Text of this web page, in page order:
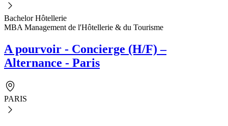
Bachelor Hôtellerie
MBA Management de l'Hôtellerie & du Tourisme
A pourvoir - Concierge (H/F) –
Alternance - Paris
PARIS